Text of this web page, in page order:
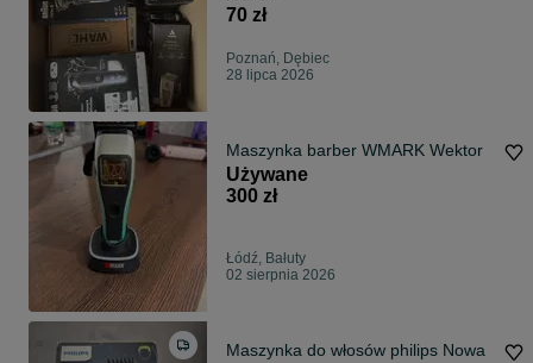
męska barberska grooming
70 zł
Poznań, Dębiec
28 lipca 2026
Maszynka barber WMARK Wektor
Używane
300 zł
Łódź, Bałuty
02 sierpnia 2026
Maszynka do włosów philips Nowa